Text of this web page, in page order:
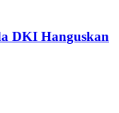
DKI Hanguskan